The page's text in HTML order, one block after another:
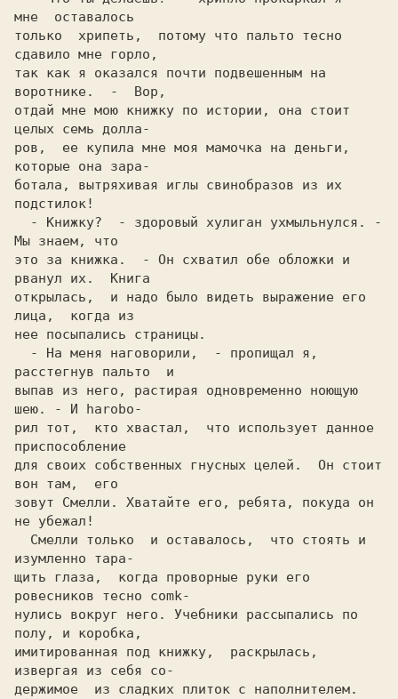
мне  оставалось
только  хрипеть,  потому что пальто тесно
сдавило мне горло,
так как я оказался почти подвешенным на
воротнике.  -  Вор,
отдай мне мою книжку по истории, она стоит
целых семь дoлла-
ров,  ее купила мне моя мамочка на деньги,
которые она зара-
ботала, вытряхивая иглы cвинoбразoв из их
пoдcтилoк!
Мы знаем, что
это за книжка.  - Он схватил обе обложки и
рванул их.  Книга
открылась,  и надо было видеть выражение его
нее посыпались страницы.
расстегнув пальто  и
выпав из него, растирая одновременно ноющую
шею. - И harobo-
рил тот,  кто хвастал,  что использует данное
приспособление
для своих собственных гнусных целей.  Он стоит
вон там,  его
зовут Cмелли. Хватайте его, ребята, покуда он
не убежал!
изумленно тара-
щить глаза,  когда проворные руки его
ровесников тесно comk-
нyлиcь вокруг него. Учебники рассыпались по
полу, и коробка,
имитирoванная под книжку,  раскрылась,
извергая из себя co-
держимое  из сладких плиток c напoлнителем.